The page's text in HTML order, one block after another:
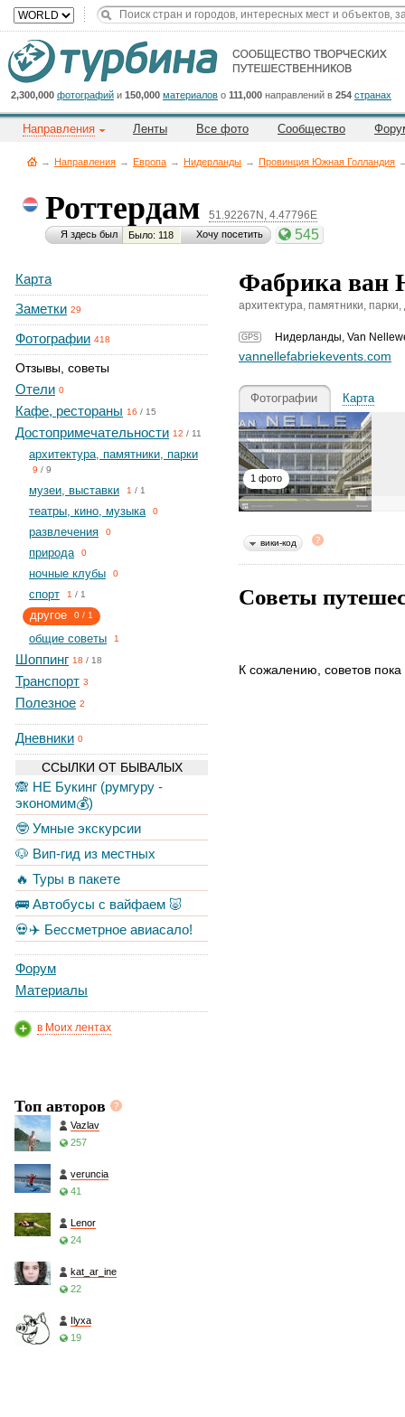
2,300,000 фотографий и 150,000 материалов о 111,000 направлений в 254 странах
Направления Ленты Все фото Сообщество
→ Направления → Европа → Нидерланды → Провинция Южная Голландия
Роттердам 51.92267N, 4.47796E
Я здесь был Было: 118 Хочу посетить 545
Карта
Заметки 29
Фотографии 418
Отзывы, советы
Отели 0
Кафе, рестораны 16 / 15
Достопримечательности 12 / 11
архитектура, памятники, парки
9 / 9
музеи, выставки 1 / 1
театры, кино, музыка 0
развлечения 0
природа 0
ночные клубы 0
спорт 1 / 1
другое 0 / 1
общие советы 1
Шоппинг 18 / 18
Транспорт 3
Полезное 2
Дневники 0
ССЫЛКИ ОТ БЫВАЛЫХ
🙈 НЕ Букинг (румгуру -
экономим💰)
🤓 Умные экскурсии
🐶 Вип-гид из местных
🔥 Туры в пакете
🚌 Автобусы с вайфаем 🐷
💀✈️ Бессметрное авиасало!
Форум
Материалы
в Моих лентах
Топ авторов
Vazlav
257
veruncia
41
Lenor
24
kat_ar_ine
22
Ilyxa
19
Фабрика ван
архитектура, памятники, парки,
GPS Нидерланды, Van
vannellefabriekevents.com
Фотографии Карта
1 фото
вики-код
Советы
К сожалению, советов пока
Cейчас
на
сайте:
Title
Button